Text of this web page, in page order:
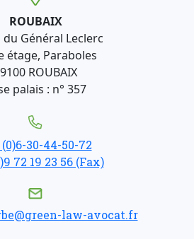
ROUBAIX
du Général Leclerc
étage, Paraboles
ROUBAIX
palais : n° 357
(0)6-30-44-50-72
72 19 23 56 (Fax)
law-avocat.fr